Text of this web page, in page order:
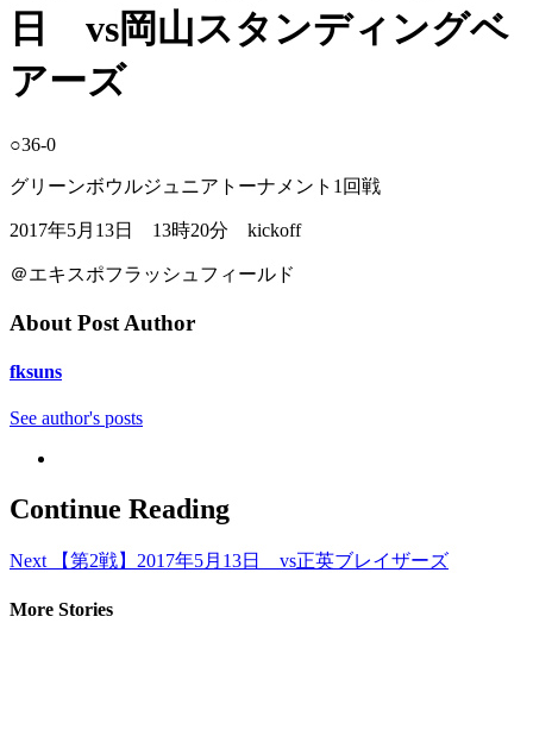
日 vs岡山スタンディングベ
アーズ
○36-0
グリーンボウルジュニアトーナメント1回戦
2017年5月13日 13時20分 kickoff
＠エキスポフラッシュフィールド
About Post Author
fksuns
See author's posts
Continue Reading
Next 【第2戦】2017年5月13日 vs正英ブレイザーズ
More Stories